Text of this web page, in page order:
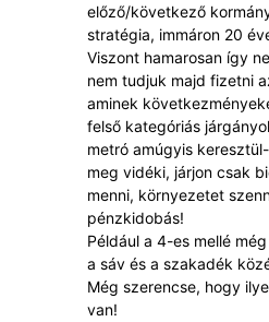
előző/következő
stratégia, immáron 20
Viszont hamarosan így
nem tudjuk majd fizetni
aminek
felső kategóriás
metró amúgyis
meg vidéki, járjon csak
menni, környezetet
pénzkidobás!
Például a 4-es mellé
a sáv és a szakadék
Még szerencse, hogy
van!